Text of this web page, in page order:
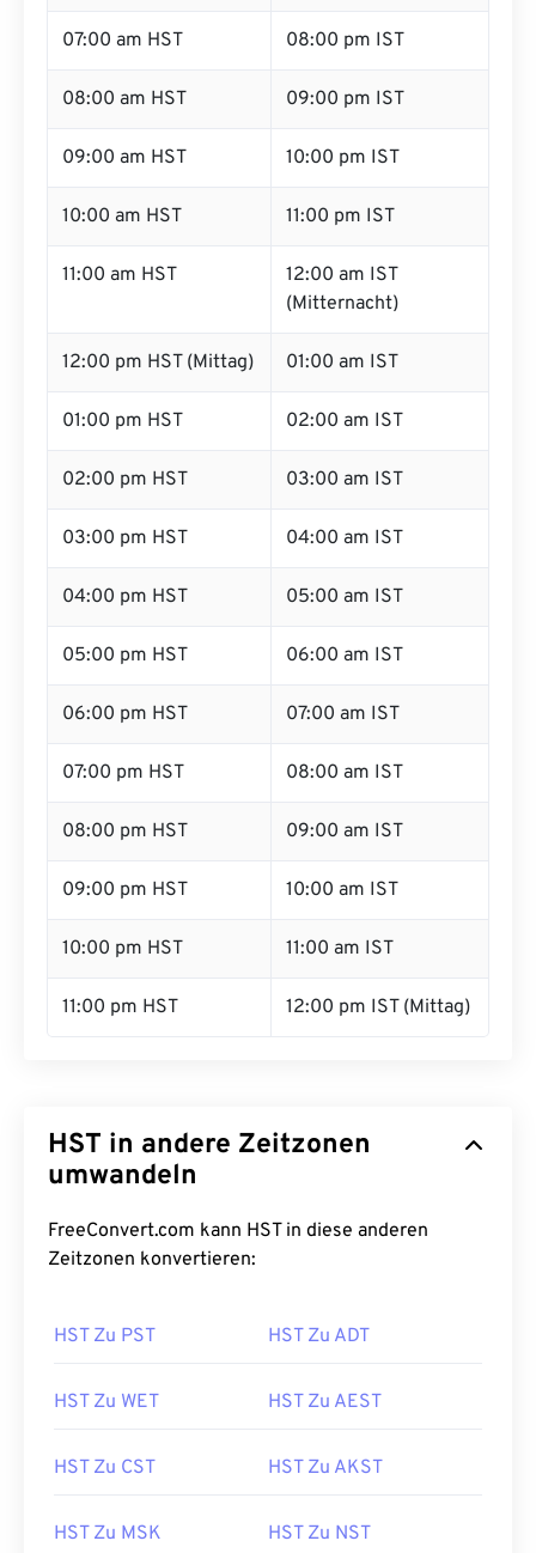
07:00 am HST 08:00 pm IST
08:00 am HST 09:00 pm IST
09:00 am HST 10:00 pm IST
10:00 am HST 11:00 pm IST
11:00 am HST
12:00 am IST
(Mitternacht)
12:00 pm HST (Mittag) 01:00 am IST
01:00 pm HST 02:00 am IST
02:00 pm HST 03:00 am IST
03:00 pm HST 04:00 am IST
04:00 pm HST 05:00 am IST
05:00 pm HST 06:00 am IST
06:00 pm HST 07:00 am IST
07:00 pm HST 08:00 am IST
08:00 pm HST 09:00 am IST
09:00 pm HST 10:00 am IST
10:00 pm HST 11:00 am IST
11:00 pm HST 12:00 pm IST (Mittag)
HST in andere Zeitzonen
umwandeln
FreeConvert.com kann HST in diese anderen
Zeitzonen konvertieren:
HST Zu PST HST Zu ADT
HST Zu WET HST Zu AEST
HST Zu CST HST Zu AKST
HST Zu MSK HST Zu NST